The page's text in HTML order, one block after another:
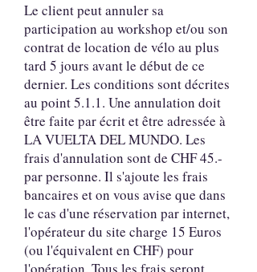
Le client peut annuler sa
participation au workshop et/ou son
contrat de location de vélo au plus
tard 5 jours avant le début de ce
dernier. Les conditions sont décrites
au point 5.1.1. Une annulation doit
être faite par écrit et être adressée à
LA VUELTA DEL MUNDO. Les
frais d'annulation sont de CHF 45.-
par personne. Il s'ajoute les frais
bancaires et on vous avise que dans
le cas d'une réservation par internet,
l'opérateur du site charge 15 Euros
(ou l'équivalent en CHF) pour